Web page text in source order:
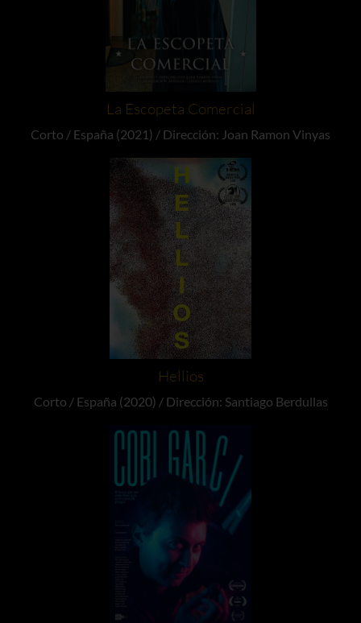
La Escopeta Comercial
Corto / España (2021) / Dirección: Joan Ramon Vinyas
Hellios
Corto / España (2020) / Dirección: Santiago Berdullas